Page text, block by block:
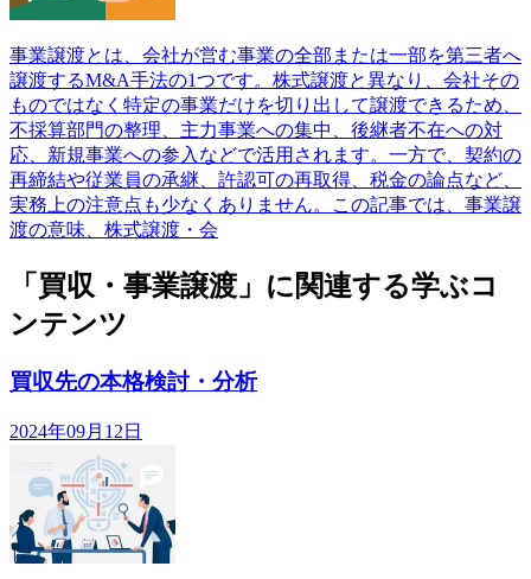
事業譲渡とは、会社が営む事業の全部または一部を第三者へ
譲渡するM&A手法の1つです。株式譲渡と異なり、会社その
ものではなく特定の事業だけを切り出して譲渡できるため、
不採算部門の整理、主力事業への集中、後継者不在への対
応、新規事業への参入などで活用されます。一方で、契約の
再締結や従業員の承継、許認可の再取得、税金の論点など、
実務上の注意点も少なくありません。この記事では、事業譲
渡の意味、株式譲渡・会
「買収・事業譲渡」に関連する学ぶコ
ンテンツ
買収先の本格検討・分析
2024年09月12日